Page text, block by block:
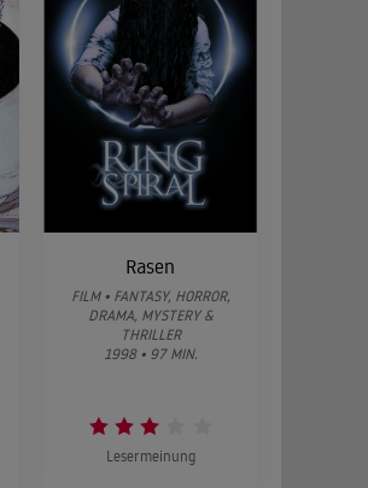
Rasen
FILM • FANTASY, HORROR,
DRAMA, MYSTERY &
THRILLER
1998 • 97 MIN.
Lesermeinung